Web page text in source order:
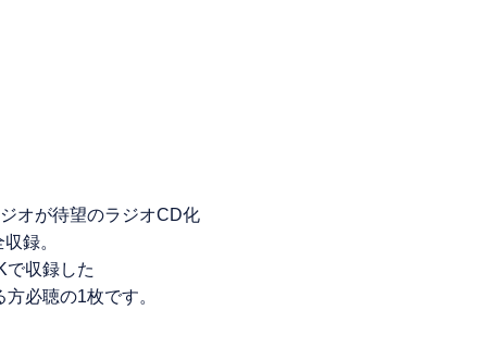
オが待望のラジオCD化
録。
で収録した
必聴の1枚です。